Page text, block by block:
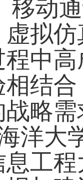
移动
虚拟
中
结
战略
洋大
工